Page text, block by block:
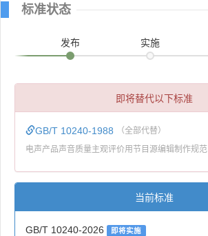
标准状态
发布 实施
即将替代以下标准
GB/T 10240-1988 （全部代替）
电声产品声音质量主观评价用节目源编辑制作规范
当前标准
GB/T 10240-2026 即将实施